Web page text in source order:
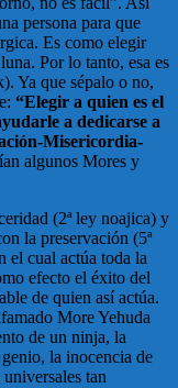
persona para que
Es como elegir
Por lo tanto, esa es
Ya que sépalo o no,
“Elegir a quien es el
a dedicarse a
Misericordia-
algunos Mores y
(2ª ley noajica) y
la preservación (5ª
el cual actúa toda la
efecto el éxito del
de quien así actúa.
More Yehuda
de un ninja, la
la inocencia de
tan